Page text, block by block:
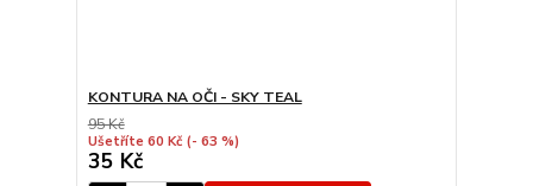
KONTURA NA OČI - SKY TEAL
95 Kč
Ušetříte 60 Kč (- 63 %)
35 Kč